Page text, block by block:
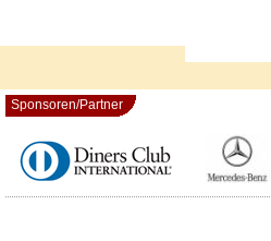
Sponsoren/Partner